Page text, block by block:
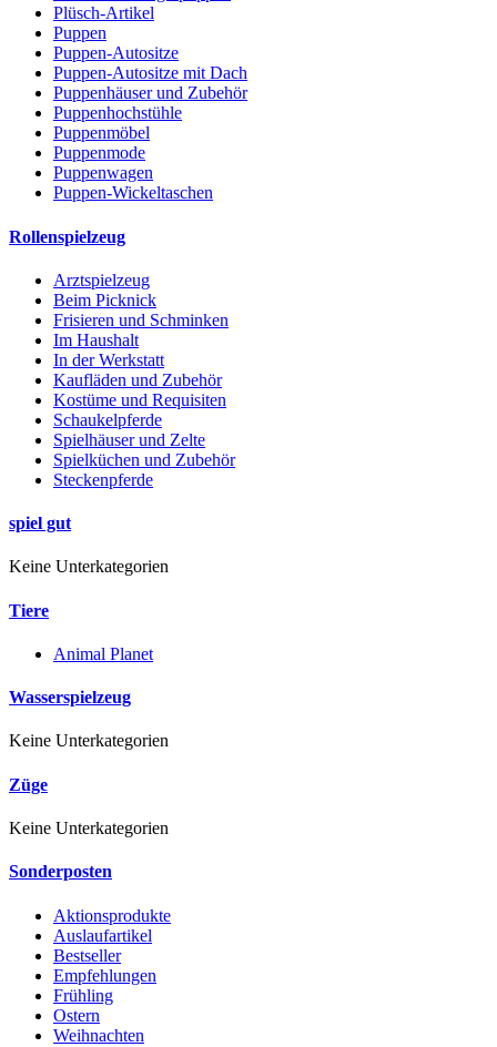
Plüsch-Artikel
Puppen
Puppen-Autositze
Puppen-Autositze mit Dach
Puppenhäuser und Zubehör
Puppenhochstühle
Puppenmöbel
Puppenmode
Puppenwagen
Puppen-Wickeltaschen
Rollenspielzeug
Arztspielzeug
Beim Picknick
Frisieren und Schminken
Im Haushalt
In der Werkstatt
Kaufläden und Zubehör
Kostüme und Requisiten
Schaukelpferde
Spielhäuser und Zelte
Spielküchen und Zubehör
Steckenpferde
spiel gut
Keine Unterkategorien
Tiere
Animal Planet
Wasserspielzeug
Keine Unterkategorien
Züge
Keine Unterkategorien
Sonderposten
Aktionsprodukte
Auslaufartikel
Bestseller
Empfehlungen
Frühling
Ostern
Weihnachten